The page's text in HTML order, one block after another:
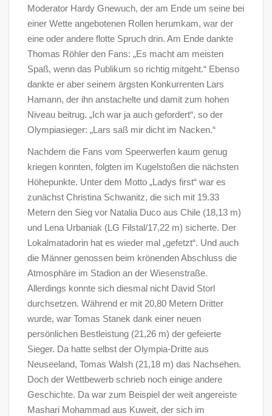
Moderator Hardy Gnewuch, der am Ende um seine bei
einer Wette angebotenen Rollen herumkam, war der
eine oder andere flotte Spruch drin. Am Ende dankte
Thomas Röhler den Fans: „Es macht am meisten
Spaß, wenn das Publikum so richtig mitgeht.“ Ebenso
dankte er aber seinem ärgsten Konkurrenten Lars
Hamann, der ihn anstachelte und damit zum hohen
Niveau beitrug. „Ich war ja auch gefordert“, so der
Olympiasieger: „Lars saß mir dicht im Nacken.“
Nachdem die Fans vom Speerwerfen kaum genug
kriegen konnten, folgten im Kugelstoßen die nächsten
Höhepunkte. Unter dem Motto „Ladys first“ war es
zunächst Christina Schwanitz, die sich mit 19.33
Metern den Sieg vor Natalia Duco aus Chile (18,13 m)
und Lena Urbaniak (LG Filstal/17,22 m) sicherte. Der
Lokalmatadorin hat es wieder mal „gefetzt“. Und auch
die Männer genossen beim krönenden Abschluss die
Atmosphäre im Stadion an der Wiesenstraße.
Allerdings konnte sich diesmal nicht David Storl
durchsetzen. Während er mit 20,80 Metern Dritter
wurde, war Tomas Stanek dank einer neuen
persönlichen Bestleistung (21,26 m) der gefeierte
Sieger. Da hatte selbst der Olympia-Dritte aus
Neuseeland, Tomas Walsh (21,18 m) das Nachsehen.
Doch der Wettbewerb schrieb noch einige andere
Geschichte. Da war zum Beispiel der weit angereiste
Mashari Mohammad aus Kuweit, der sich im